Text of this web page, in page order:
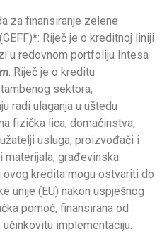
za finansiranje zelene
Riječ je o kreditnoj liniji
u redovnom portfoliju Intesa
. Riječ je o kreditu
sektora,
radi ulaganja u uštedu
fizička lica, domaćinstva,
usluga, proizvođači i
materijala, građevinska
kredita mogu ostvariti do
unije (EU) nakon uspješnog
pomoć, finansirana od
implementaciju.